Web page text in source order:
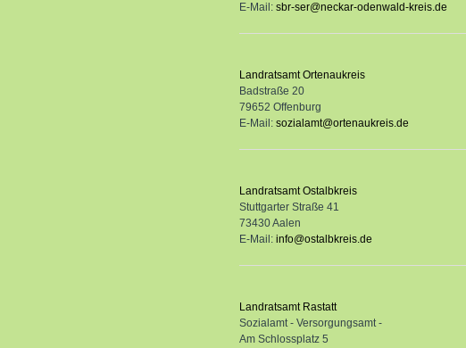
E-Mail: sbr-ser@neckar-odenwald-kreis.de
Landratsamt Ortenaukreis
Badstraße 20
79652 Offenburg
E-Mail: sozialamt@ortenaukreis.de
Landratsamt Ostalbkreis
Stuttgarter Straße 41
73430 Aalen
E-Mail: info@ostalbkreis.de
Landratsamt Rastatt
Sozialamt - Versorgungsamt -
Am Schlossplatz 5